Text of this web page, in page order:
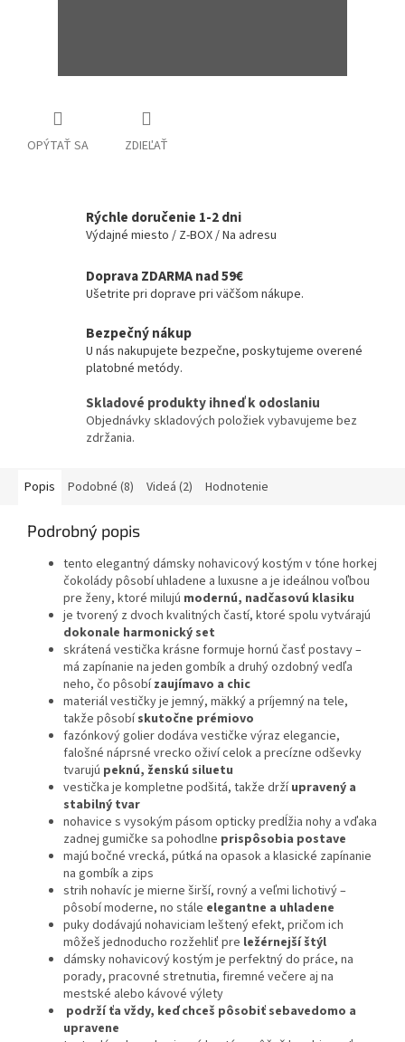
OPÝTAŤ SA ZDIEĽAŤ
Rýchle doručenie 1-2 dni
Výdajné miesto / Z-BOX / Na adresu
Doprava ZDARMA nad 59€
Ušetrite pri doprave pri väčšom nákupe.
Bezpečný nákup
U nás nakupujete bezpečne, poskytujeme overené
platobné metódy.
Skladové produkty ihneď k odoslaniu
Objednávky skladových položiek vybavujeme bez
zdržania.
Popis Podobné (8) Videá (2) Hodnotenie
Podrobný popis
tento elegantný dámsky nohavicový kostým v tóne horkej
čokolády pôsobí uhladene a luxusne a je ideálnou voľbou
pre ženy, ktoré milujú modernú, nadčasovú klasiku
je tvorený z dvoch kvalitných častí, ktoré spolu vytvárajú
dokonale harmonický set
skrátená vestička krásne formuje hornú časť postavy –
má zapínanie na jeden gombík a druhý ozdobný vedľa
neho, čo pôsobízaujímavo a chic
materiál vestičky je jemný, mäkký a príjemný na tele,
takže pôsobískutočne prémiovo
fazónkový golier dodáva vestičke výraz elegancie,
falošné náprsné vrecko oživí celok a precízne odševky
tvarujú peknú, ženskú siluetu
vestička je kompletne podšitá, takže držíupravený a
stabilný tvar
nohavice s vysokým pásom opticky predĺžia nohy a vďaka
zadnej gumičke sa pohodlne prispôsobia postave
majú bočné vrecká, pútká na opasok a klasické zapínanie
na gombík a zips
strih nohavíc je mierne širší, rovný a veľmi lichotivý –
pôsobí moderne, no stále elegantne a uhladene
puky dodávajú nohaviciam leštený efekt, pričom ich
môžeš jednoducho rozžehliť pre ležérnejší štýl
dámsky nohavicový kostým je perfektný do práce, na
porady, pracovné stretnutia, firemné večere aj na
mestské alebo kávové výlety
podrží ťa vždy, keď chceš pôsobiť sebavedomo a
upravene